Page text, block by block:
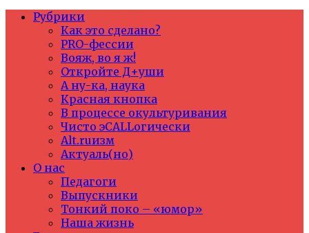
Рубрики
Как это сделано?
PRO-фессии
Вояж, во я ж!
Откройте Д+уши
А ну-ка, наука
Красная кнопка
В процессе окультуривания
Чисто эCALLогически
Alt.ruизм
Актуаль(но)
О нас
Педагоги
Выпускники
Тонкий поко – «юмор»
Наша жизнь